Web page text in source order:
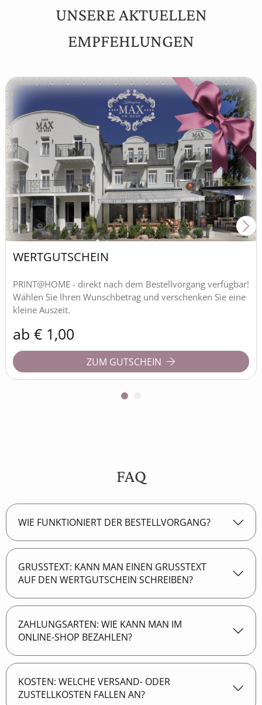
UNSERE AKTUELLEN
EMPFEHLUNGEN
WERTGUTSCHEIN
PRINT@HOME - direkt nach dem Bestellvorgang verfügbar!
Wählen Sie Ihren Wunschbetrag und verschenken Sie eine
kleine Auszeit.
ab € 1,00
ZUM GUTSCHEIN
FAQ
WIE FUNKTIONIERT DER BESTELLVORGANG?
erstellen Sie einen individuellen Grußtext.
Zahlen Sie sicher und einfach mit Kreditkarte oder
Sofortüberweisung.
Drucken Sie Ihren Gutschein einfach direkt selbst
aus oder versenden Sie Ihren Gutschein per Mail.
GRUSSTEXT: KANN MAN EINEN GRUSSTEXT AU
F DEN WERTGUTSCHEIN SCHREIBEN?
ZAHLUNGSARTEN: WIE KANN MAN IM
ONLINE-SHOP BEZAHLEN?
KOSTEN: WELCHE VERSAND- ODER
ZUSTELLKOSTEN FALLEN AN?